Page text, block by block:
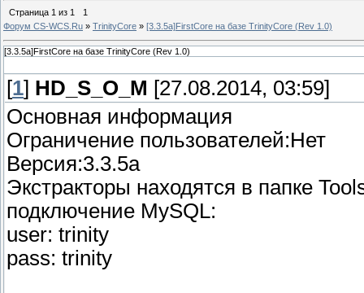
Страница 1 из 1
1
Форум CS-WCS.Ru » TrinityCore » [3.3.5a]FirstCore на базе TrinityCore (Rev 1.0)
[3.3.5a]FirstCore на базе TrinityCore (Rev 1.0)
[1] HD_S_O_M [27.08.2014, 03:59]
Основная информация
Ограничение пользователей:Нет
Версия:3.3.5a
Экстракторы находятся в папке
подключение MySQL:
user: trinity
pass: trinity